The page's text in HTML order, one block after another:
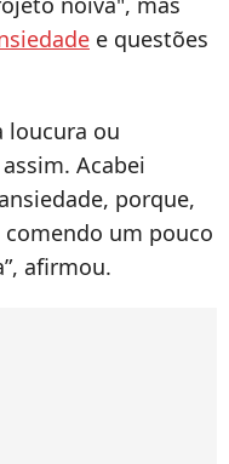
e questões
loucura ou
Acabei
porque,
um pouco
afirmou.